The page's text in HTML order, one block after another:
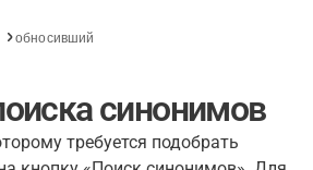
обносивший
синонимов
требуется подобрать